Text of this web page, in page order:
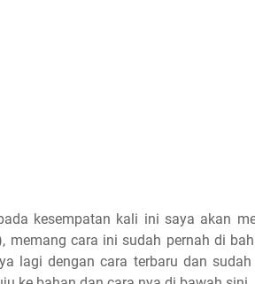
kesempatan kali ini saya akan
memang cara ini sudah pernah di
lagi dengan cara terbaru dan sudah